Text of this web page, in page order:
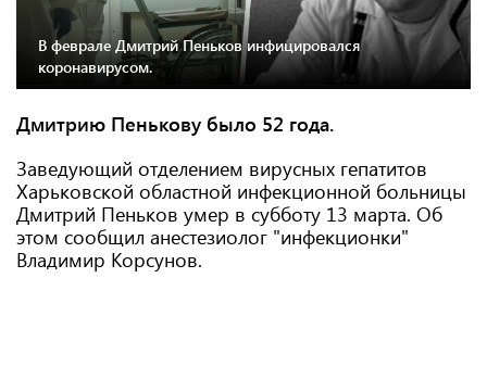
В феврале Дмитрий Пеньков инфицировался
коронавирусом.
Дмитрию Пенькову было 52 года.
Заведующий отделением вирусных гепатитов
Харьковской областной инфекционной больницы
Дмитрий Пеньков умер в субботу 13 марта. Об
этом сообщил анестезиолог "инфекционки"
Владимир Корсунов.